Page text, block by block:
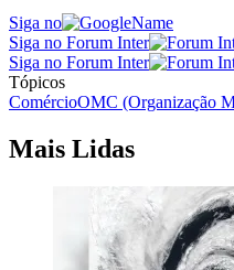
Siga no
Siga no Forum Inter
Siga no Forum Inter
Tópicos
ComércioOMC (Organização
Mais Lidas